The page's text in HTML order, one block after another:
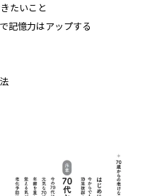
たいこと
記憶力はアップする